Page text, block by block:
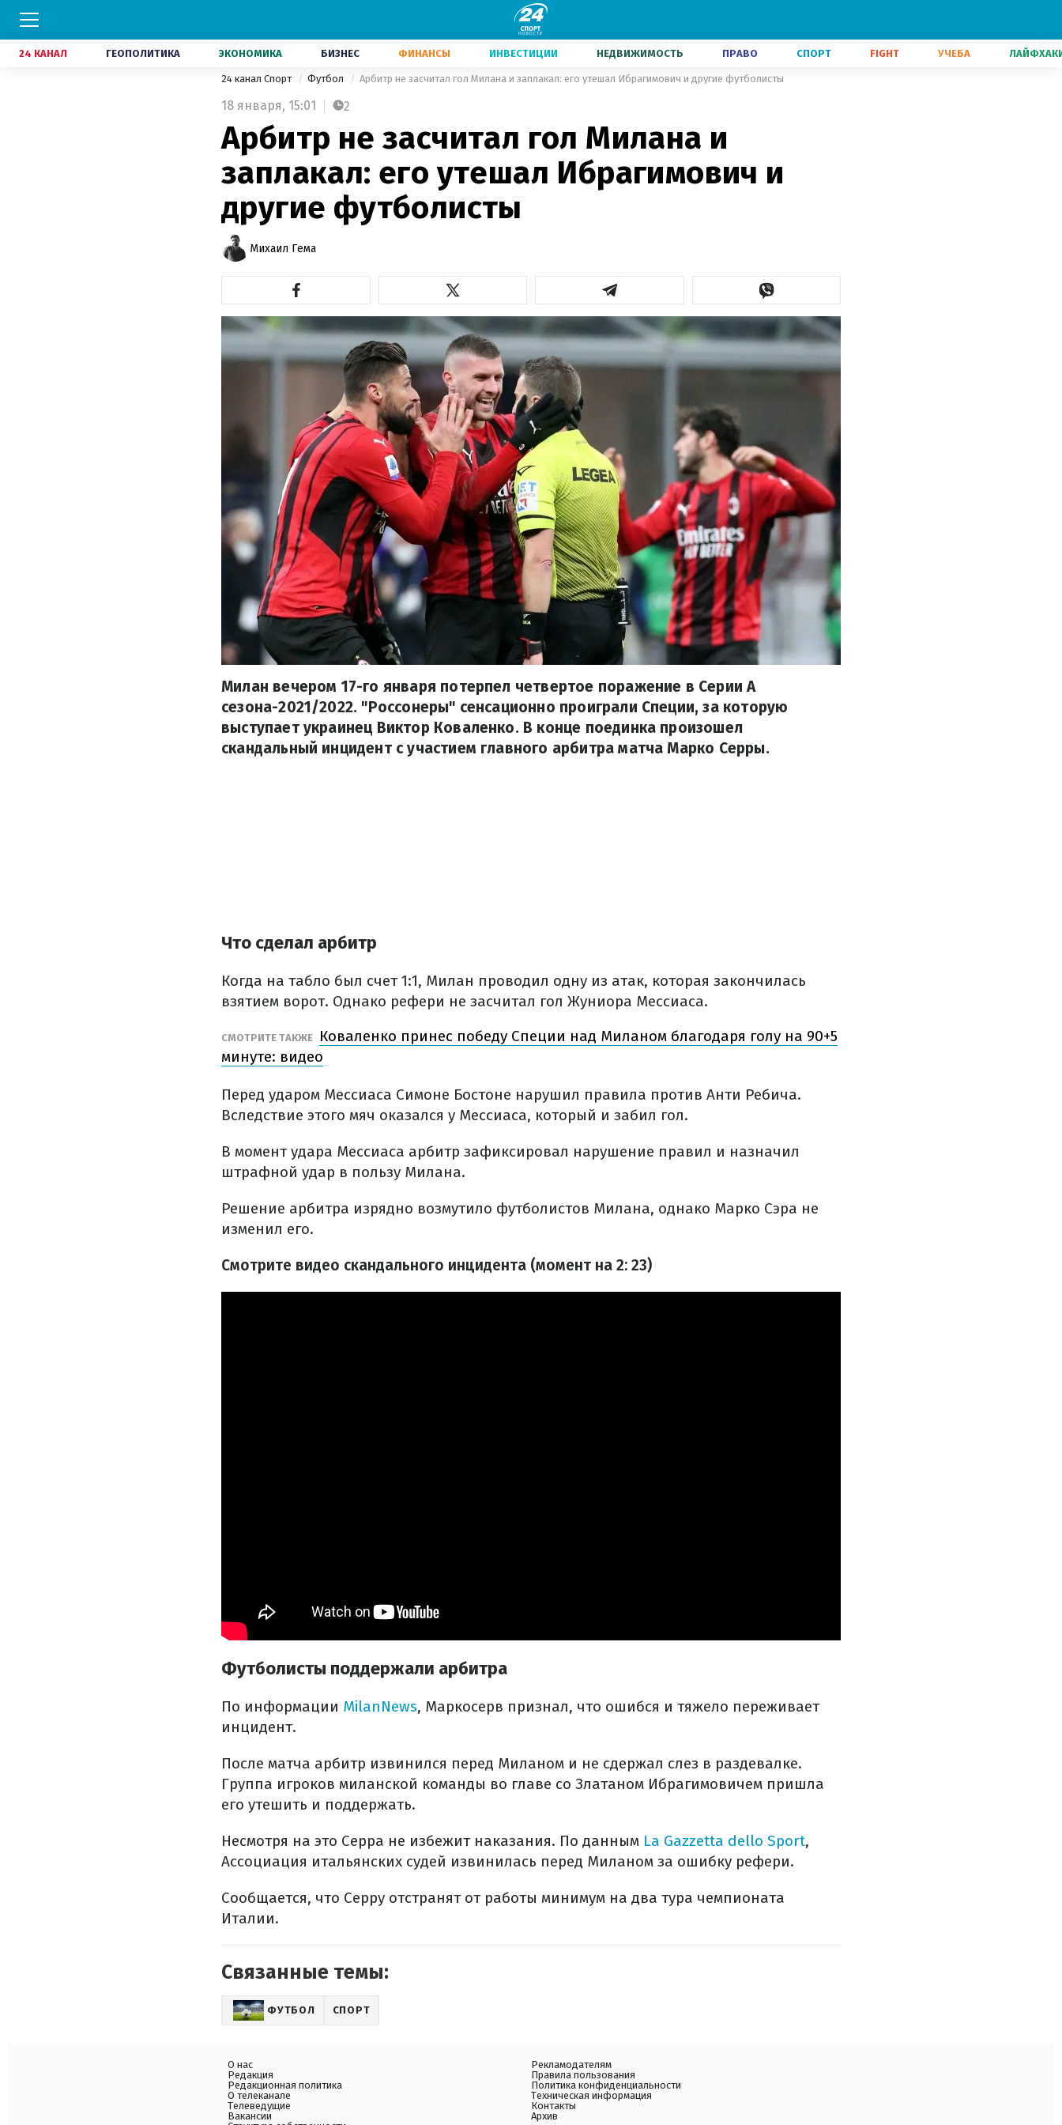
24 КАНАЛ ГЕОПОЛИТИКА ЭКОНОМИКА БИЗНЕС ФИНАНСЫ ИНВЕСТИЦИИ НЕДВИЖИМОСТЬ ПРАВО СПОРТ FIGHT УЧЕБА
24 канал Спорт Футбол Арбитр не засчитал гол Милана и заплакал: его утешал Ибрагимович и другие футболисты
18 января, 15:01 2
Арбитр не засчитал гол Милана и
заплакал: его утешал Ибрагимович и
другие футболисты
Михаил Гема
Милан вечером 17-го января потерпел четвертое поражение в Серии А
сезона-2021/2022. "Россонеры" сенсационно проиграли Специи, за которую
выступает украинец Виктор Коваленко. В конце поединка произошел
скандальный инцидент с участием главного арбитра матча Марко Серры.
Что сделал арбитр
Когда на табло был счет 1:1, Милан проводил одну из атак, которая закончилась
взятием ворот. Однако рефери не засчитал гол Жуниора Мессиаса.
СМОТРИТЕ ТАКЖЕ
Коваленко принес победу Специи над Миланом благодаря голу на 90+5
минуте: видео
Перед ударом Мессиаса Симоне Бостоне нарушил правила против Анти Ребича.
Вследствие этого мяч оказался у Мессиаса, который и забил гол.
В момент удара Мессиаса арбитр зафиксировал нарушение правил и назначил
штрафной удар в пользу Милана.
Решение арбитра изрядно возмутило футболистов Милана, однако Марко Сэра не
изменил его.
Смотрите видео скандального инцидента (момент на 2: 23)
Футболисты поддержали арбитра
По информации MilanNews, Маркосерв признал, что ошибся и тяжело переживает
инцидент.
После матча арбитр извинился перед Миланом и не сдержал слез в раздевалке.
Группа игроков миланской команды во главе со Златаном Ибрагимовичем пришла
его утешить и поддержать.
Несмотря на это Серра не избежит наказания. По данным La Gazzetta dello Sport,
Ассоциация итальянских судей извинилась перед Миланом за ошибку рефери.
Сообщается, что Серру отстранят от работы минимум на два тура чемпионата
Италии.
Связанные темы:
ФУТБОЛ СПОРТ
О нас
Редакция
Редакционная политика
О телеканале
Телеведущие
Вакансии
Рекламодателям
Правила пользования
Политика конфиденциальности
Техническая информация
Контакты
Архив